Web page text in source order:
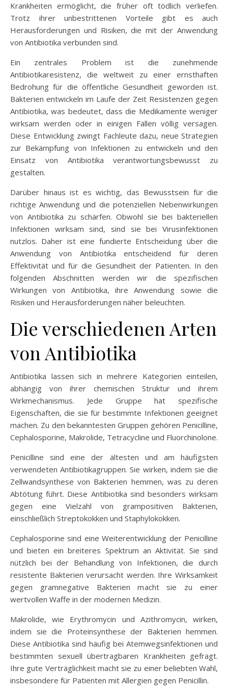
Krankheiten ermöglicht, die früher oft tödlich verliefen.
Trotz ihrer unbestrittenen Vorteile gibt es auch
Herausforderungen und Risiken, die mit der Anwendung
von Antibiotika verbunden sind.
Ein zentrales Problem ist die zunehmende
Antibiotikaresistenz, die weltweit zu einer ernsthaften
Bedrohung für die öffentliche Gesundheit geworden ist.
Bakterien entwickeln im Laufe der Zeit Resistenzen gegen
Antibiotika, was bedeutet, dass die Medikamente weniger
wirksam werden oder in einigen Fällen völlig versagen.
Diese Entwicklung zwingt Fachleute dazu, neue Strategien
zur Bekämpfung von Infektionen zu entwickeln und den
Einsatz von Antibiotika verantwortungsbewusst zu
gestalten.
Darüber hinaus ist es wichtig, das Bewusstsein für die
richtige Anwendung und die potenziellen Nebenwirkungen
von Antibiotika zu schärfen. Obwohl sie bei bakteriellen
Infektionen wirksam sind, sind sie bei Virusinfektionen
nutzlos. Daher ist eine fundierte Entscheidung über die
Anwendung von Antibiotika entscheidend für deren
Effektivität und für die Gesundheit der Patienten. In den
folgenden Abschnitten werden wir die spezifischen
Wirkungen von Antibiotika, ihre Anwendung sowie die
Risiken und Herausforderungen näher beleuchten.
Die verschiedenen Arten
von Antibiotika
Antibiotika lassen sich in mehrere Kategorien einteilen,
abhängig von ihrer chemischen Struktur und ihrem
Wirkmechanismus. Jede Gruppe hat spezifische
Eigenschaften, die sie für bestimmte Infektionen geeignet
machen. Zu den bekanntesten Gruppen gehören Penicilline,
Cephalosporine, Makrolide, Tetracycline und Fluorchinolone.
Penicilline sind eine der ältesten und am häufigsten
verwendeten Antibiotikagruppen. Sie wirken, indem sie die
Zellwandsynthese von Bakterien hemmen, was zu deren
Abtötung führt. Diese Antibiotika sind besonders wirksam
gegen eine Vielzahl von grampositiven Bakterien,
einschließlich Streptokokken und Staphylokokken.
Cephalosporine sind eine Weiterentwicklung der Penicilline
und bieten ein breiteres Spektrum an Aktivität. Sie sind
nützlich bei der Behandlung von Infektionen, die durch
resistente Bakterien verursacht werden. Ihre Wirksamkeit
gegen gramnegative Bakterien macht sie zu einer
wertvollen Waffe in der modernen Medizin.
Makrolide, wie Erythromycin und Azithromycin, wirken,
indem sie die Proteinsynthese der Bakterien hemmen.
Diese Antibiotika sind häufig bei Atemwegsinfektionen und
bestimmten sexuell übertragbaren Krankheiten gefragt.
Ihre gute Verträglichkeit macht sie zu einer beliebten Wahl,
insbesondere für Patienten mit Allergien gegen Penicillin.